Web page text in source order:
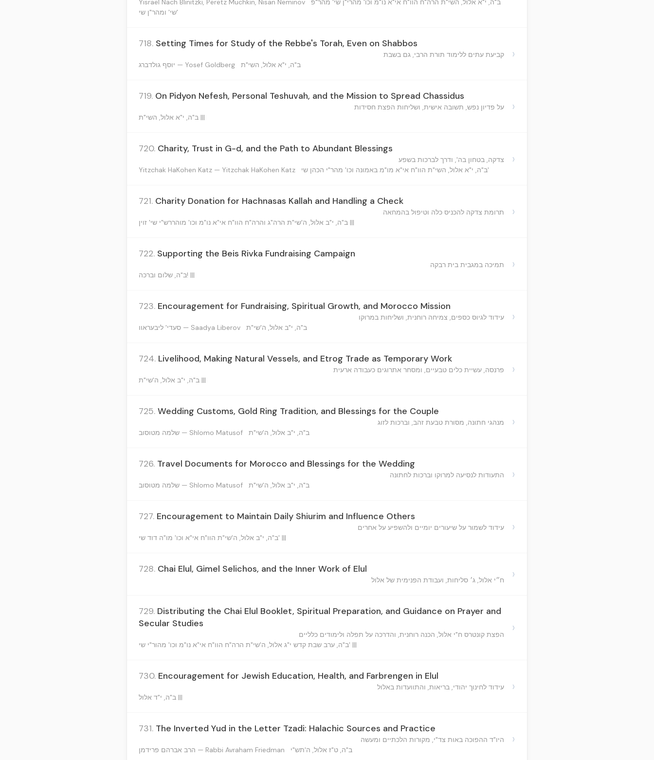
Yisrael Nach Blinitzki, Peretz Muchkin, Nisan Neminov
ב"ה, י"א אלול, השי"ת הרה"ח הוו"ח אי"א נו"מ וכו' מהרי"ן שי' מהר"פ
שי' ומהר"ן שי'
718. Setting Times for Study of the Rebbe's Torah, Even on Shabbos
קביעת עתים ללימוד תורת הרבי, גם בשבת
יוסף גולדברג — Yosef Goldberg
ב"ה, י"א אלול, השי"ת
›
719. On Pidyon Nefesh, Personal Teshuvah, and the Mission to Spread Chassidus
על פדיון נפש, תשובה אישית, ושליחות הפצת חסידות
ב"ה, י"א אלול, השי"ת |||
›
720. Charity, Trust in G-d, and the Path to Abundant Blessings
צדקה, בטחון בה', ודרך לברכות בשפע
Yitzchak HaKohen Katz — Yitzchak HaKohen Katz
ב"ה, י"א אלול, השי"ת הוו"ח אי"א מו"מ באמונה וכו' מהר"י הכהן שי'
›
721. Charity Donation for Hachnasas Kallah and Handling a Check
תרומת צדקה להכניס כלה וטיפול בהמחאה
ב"ה, י"ב אלול, ה'שי"ת הרה"ג והרה"ח הוו"ח אי"א נו"מ וכו' מוהררש"י שי' זוין |||
›
722. Supporting the Beis Rivka Fundraising Campaign
תמיכה במגבית בית רבקה
ב"ה, שלום וברכה! |||
›
723. Encouragement for Fundraising, Spiritual Growth, and Morocco Mission
עידוד לגיוס כספים, צמיחה רוחנית, ושליחות במרוקו
סעדי' ליבעראוו — Saadya Liberov
ב"ה, י"ב אלול, ה'שי"ת
›
724. Livelihood, Making Natural Vessels, and Etrog Trade as Temporary Work
פרנסה, עשיית כלים טבעיים, ומסחר אתרוגים כעבודה ארעית
ב"ה, י"ב אלול, ה'שי"ת |||
›
725. Wedding Customs, Gold Ring Tradition, and Blessings for the Couple
מנהגי חתונה, מסורת טבעת זהב, וברכות לזוג
שלמה מטוסוב — Shlomo Matusof
ב"ה, י"ב אלול, ה'שי"ת
›
726. Travel Documents for Morocco and Blessings for the Wedding
התעודות לנסיעה למרוקו וברכות לחתונה
שלמה מטוסוב — Shlomo Matusof
ב"ה, י"ב אלול, ה'שי"ת
›
727. Encouragement to Maintain Daily Shiurim and Influence Others
עידוד לשמור על שיעורים יומיים ולהשפיע על אחרים
ב"ה, י"ב אלול, ה'שי"ת הוו"ח אי"א וכו' מו"ה דוד שי' |||
›
728. Chai Elul, Gimel Selichos, and the Inner Work of Elul
ח״י אלול, ג׳ סליחות, ועבודת הפנימית של אלול ›
729. Distributing the Chai Elul Booklet, Spiritual Preparation, and Guidance on Prayer and
Secular Studies
הפצת קונטרס ח"י אלול, הכנה רוחנית, והדרכה על תפלה ולימודים כלליים
ב"ה, ערב שבת קדש י"ג אלול, ה'שי"ת הרה"ח הוו"ח אי"א נו"מ וכו' מהור"י שי' |||
›
730. Encouragement for Jewish Education, Health, and Farbrengen in Elul
עידוד לחינוך יהודי, בריאות, והתוועדות באלול
ב"ה, י"ד אלול |||
›
731. The Inverted Yud in the Letter Tzadi: Halachic Sources and Practice
היו"ד ההפוכה באות צד"י, מקורות הלכתיים ומעשה
הרב אברהם פרידמן — Rabbi Avraham Friedman
ב"ה, ט"ז אלול, ה'תש"י
›